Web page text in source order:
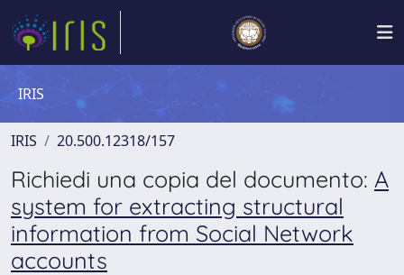
IRIS
IRIS 20.500.12318/157
Richiedi una copia del documento: A
system for extracting structural
information from Social Network
accounts